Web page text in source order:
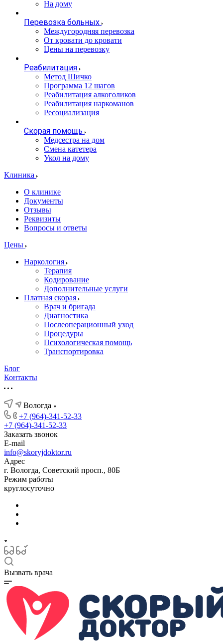
На дому
Перевозка больных
Междугородняя перевозка
От кровати до кровати
Цены на перевозку
Реабилитация
Метод Шичко
Программа 12 шагов
Реабилитация алкоголиков
Реабилитация наркоманов
Ресоциализация
Скорая помощь
Медсестра на дом
Смена катетера
Укол на дому
Клиника
О клинике
Документы
Отзывы
Реквизиты
Вопросы и ответы
Цены
Наркология
Терапия
Кодирование
Дополнительные услуги
Платная скорая
Врач и бригада
Диагностика
Послеоперационный уход
Процедуры
Психологическая помощь
Транспортировка
Блог
Контакты
Вологда
+7 (964)-341-52-33
+7 (964)-341-52-33
Заказать звонок
E-mail
info@skoryjdoktor.ru
Адрес
г. Вологда, Советский просп., 80Б
Режим работы
круглосуточно
Вызвать врача